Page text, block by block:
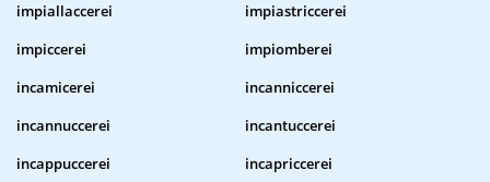
impiallaccerei
impiastriccerei
impiccerei
impiomberei
incamicerei
incanniccerei
incannuccerei
incantuccerei
incappuccerei
incapriccerei